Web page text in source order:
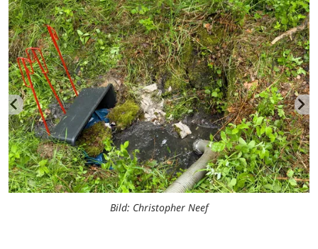
Bild: Christopher Neef